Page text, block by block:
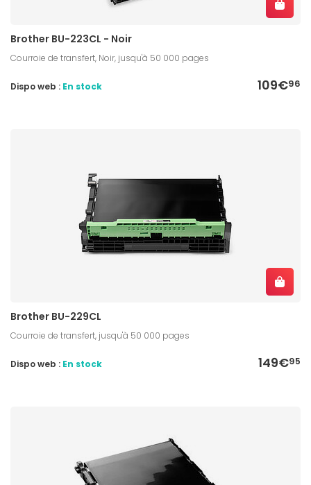
Brother BU-223CL - Noir
Courroie de transfert, Noir, jusqu'à 50 000 pages
109€96
Dispo web : En stock
Brother BU-229CL
Courroie de transfert, jusqu'à 50 000 pages
149€95
Dispo web : En stock